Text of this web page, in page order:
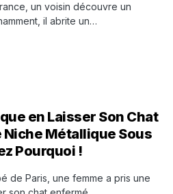
un voisin découvre un
il abrite un…
en Laisser Son Chat
Métallique Sous
Pourquoi !
de Paris, une femme a pris une